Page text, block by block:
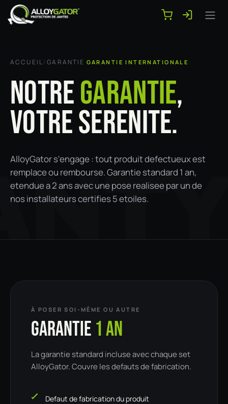
Se rendre au contenu
ACCUEIL/GARANTIE GARANTIE INTERNATIONALE
NOTREGARANTIE,
VOTRE SERENITE.
AlloyGator s'engage : tout produit defectueux est
remplace ou rembourse. Garantie standard 1 an,
etendue a 2 ans avec une pose realisee par un de
nos installateurs certifies 5 etoiles.
À POSER SOI-MÊME OU AUTRE
GARANTIE 1 AN
La garantie standard incluse avec chaque set
AlloyGator. Couvre les defauts de fabrication.
Defaut de fabrication du produit